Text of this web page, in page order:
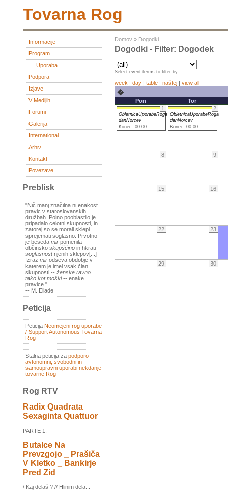
Tovarna Rog
Informacije
Program
Uporaba
Podpora
Izjave
V Medijih
Forumi
Galerija
International
Arhiv
Kontakt
Povezave
Preblisk
"Nič manj značilna ni enakost
pravic v staroslovanskih
družbah. Polno pooblastilo je
pripadalo celotni skupnosti, in
zatorej so se morali sklepi
sprejemati soglasno. Prvotno
je beseda mir pomenila
občinsko skupščino in hkrati
soglasnostnjenih sklepov[...]
Izraz mir odseva obdobje v
katerem je imel vsak član
skupnosti -- ženske ravno
tako kot moški-- enake
pravice."
-- M. Eliade
Peticija
Peticija Neomejeni rog uporabe
/ Support Autonomous Tovarna
Rog
Stalna peticija za podporo
avtonomni, svobodni in
samoupravni uporabi nekdanje
tovarne Rog
Rog RTV
Radix Quadrata
Sexaginta Quattuor
PARTE 1:
Butalce Na
Prevzgojo _ Prašiča
V Kletko _ Bankirje
Pred Zid
/ Kaj delaš ? // Hlinim dela...
Domov » Dogodki
Dogodki - Filter: Dogodek
Select event terms to filter by
week | day | table | naštej | view all
�
Pon
Tor
1
ObletnicaUporabeRoga
danNorcev
Konec: 00:00
2
ObletnicaUporabeRoga
danNorcev
Konec: 00:00
8 9
15 16
22 23
29 30